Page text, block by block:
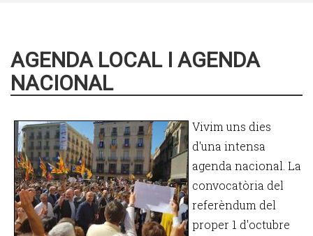
AGENDA LOCAL I AGENDA
NACIONAL
Vivim uns dies
d'una intensa
agenda nacional. La
convocatòria del
referèndum del
proper 1 d'octubre